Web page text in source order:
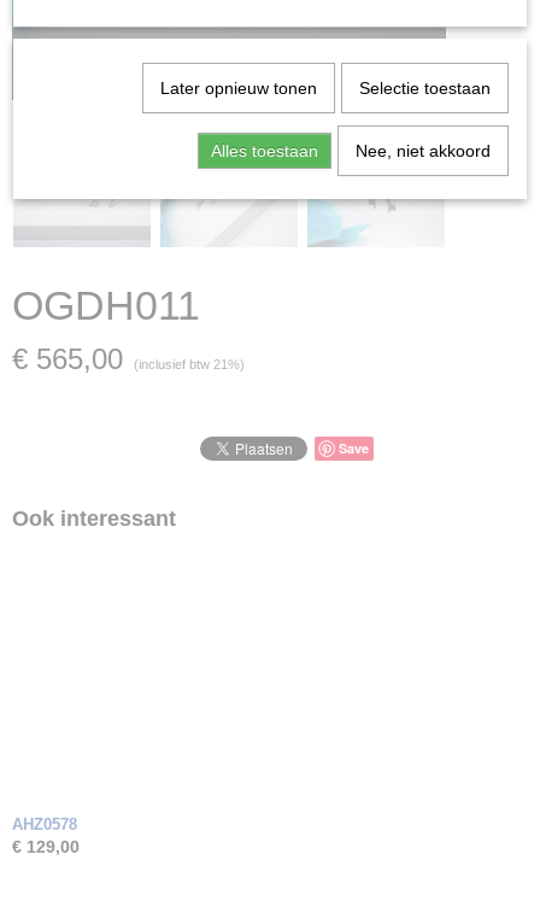
zaak is verkocht; in dat geval nemen wij contact met u op.
OGDH011
€ 565,00 (inclusief btw 21%)
Save
Ook interessant
AHZ0578
€ 129,00
Later opnieuw tonen Selectie toestaan
Alles toestaan Nee, niet akkoord